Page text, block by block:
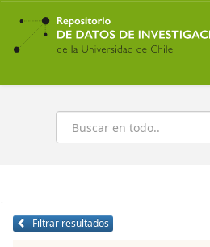
Ir
contenido
principal
Buscar
Filtrar resultados